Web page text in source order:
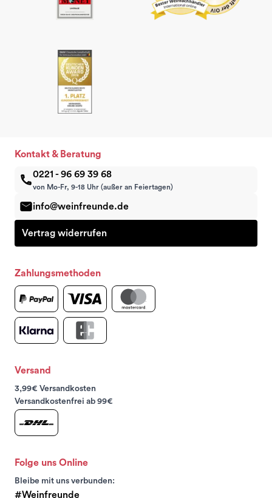
Kontakt & Beratung
0221 - 96 69 39 68
von Mo-Fr, 9-18 Uhr (außer an Feiertagen)
info@weinfreunde.de
Vertrag widerrufen
Zahlungsmethoden
Versand
3,99€ Versandkosten
Versandkostenfrei ab 99€
Folge uns Online
Bleibe mit uns verbunden:
#Weinfreunde